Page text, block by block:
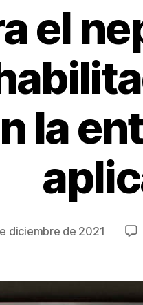
el
la
diciembre de 2021